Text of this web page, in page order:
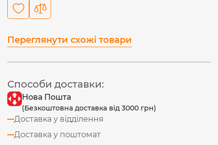
Переглянути схожі товари
Способи доставки:
Нова Пошта
(Безкоштовна доставка від 3000 грн)
Доставка у відділення
Доставка у поштомат